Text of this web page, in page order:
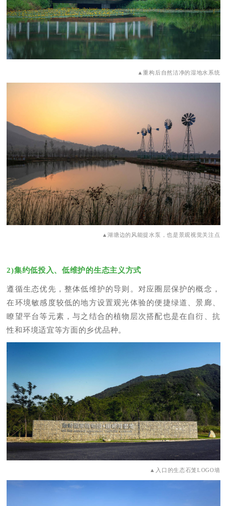
▲重构后自然洁净的湿地水系统
▲湖塘边的风能提水泵，也是景观视觉关注点
2)集约低投入、低维护的生态主义方式
遵循生态优先，整体低维护的导则。对应圈层保护的概念，
在环境敏感度较低的地方设置观光体验的便捷绿道、景廊、
瞭望平台等元素，与之结合的植物层次搭配也是在自衍、抗
性和环境适宜等方面的乡优品种。
▲入口的生态石笼LOGO墙